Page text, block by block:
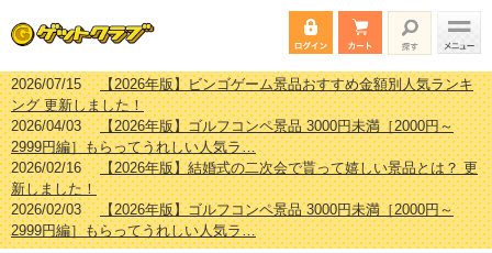
2026/07/15【2026年版】ビンゴゲーム景品おすすめ金額別人気ランキ
ング 更新しました！
2026/04/03【2026年版】ゴルフコンペ景品 3000円未満［2000円～
2999円編］もらってうれしい人気ラ…
2026/02/16【2026年版】結婚式の二次会で貰って嬉しい景品とは？ 更
新しました！
2026/02/03【2026年版】ゴルフコンペ景品 3000円未満［2000円～
2999円編］もらってうれしい人気ラ…